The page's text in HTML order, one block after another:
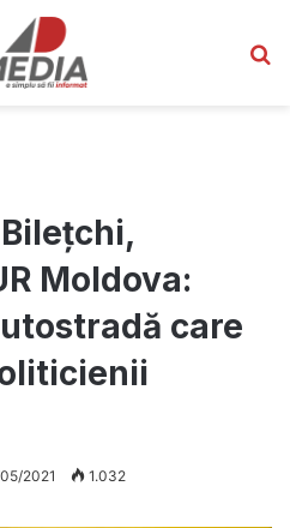
Moldova:
care
2021 1.032